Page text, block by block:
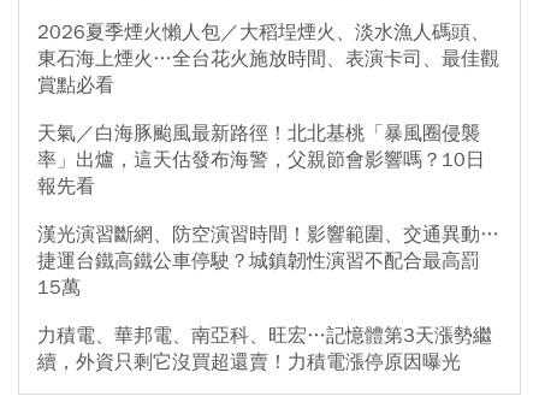
2026夏季煙火懶人包／大稻埕煙火、淡水漁人碼頭、
東石海上煙火…全台花火施放時間、表演卡司、最佳觀
賞點必看
天氣／白海豚颱風最新路徑！北北基桃「暴風圈侵襲
率」出爐，這天估發布海警，父親節會影響嗎？10日
報先看
漢光演習斷網、防空演習時間！影響範圍、交通異動…
捷運台鐵高鐵公車停駛？城鎮韌性演習不配合最高罰
15萬
力積電、華邦電、南亞科、旺宏…記憶體第3天漲勢繼
續，外資只剩它沒買超還賣！力積電漲停原因曝光